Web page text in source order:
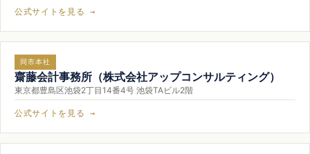
公式サイトを見る →
同市本社
齋藤会計事務所（株式会社アップコンサルティング）
東京都豊島区池袋2丁目14番4号 池袋TAビル2階
公式サイトを見る →